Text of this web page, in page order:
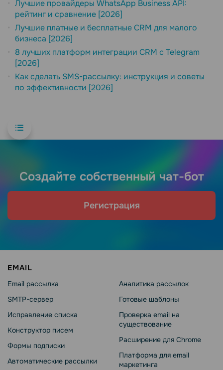
Лучшие провайдеры WhatsApp Business API:
рейтинг и сравнение [2026]
Лучшие платные и бесплатные CRM для малого
бизнеса [2026]
8 лучших платформ интеграции CRM с Telegram
[2026]
Как сделать SMS-рассылку: инструкция и советы
по эффективности [2026]
Создайте собственный чат-бот
Регистрация
EMAIL
Email рассылка
SMTP-сервер
Исправление списка
Конструктор писем
Формы подписки
Автоматические рассылки
Аналитика рассылок
Готовые шаблоны
Проверка email на
существование
Расширение для Chrome
Платформа для email
маркетинга